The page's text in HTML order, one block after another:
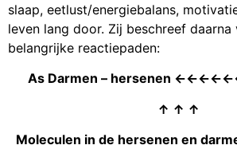
slaap, eetlust/energiebalans,
leven lang door. Zij beschreef daarna
belangrijke reactiepaden:
As Darmen – hersenen
↑ ↑ ↑
Moleculen in de hersenen en